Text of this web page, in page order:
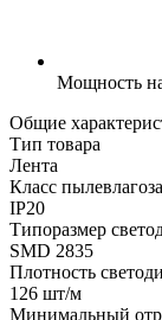
Мощность
Общие
Тип товара
Лента
Класс
IP20
Типоразмер
SMD 2835
Плотность
126 шт/м
Минимальный